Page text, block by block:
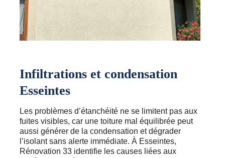
Infiltrations et condensation
Esseintes
Les problèmes d’étanchéité ne se limitent pas aux
fuites visibles, car une toiture mal équilibrée peut
aussi générer de la condensation et dégrader
l’isolant sans alerte immédiate. À Esseintes,
Rénovation 33 identifie les causes liées aux